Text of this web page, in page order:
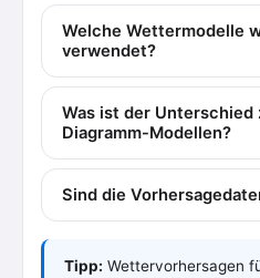
Welche Wettermodelle
verwendet?
Was ist der Unterschied
Diagramm-Modellen?
Sind die
Tipp: Wettervorhersagen